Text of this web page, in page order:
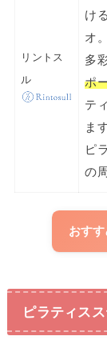
リントス
ル
け
オ。
多
ポ
テ
ま
ピ
の
おす
ピラティス